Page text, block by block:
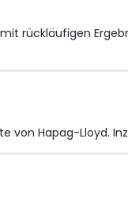
rückläufigen
von Hapag-Lloyd.